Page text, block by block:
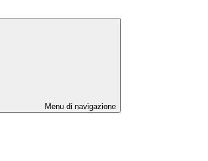
Menu di navigazione